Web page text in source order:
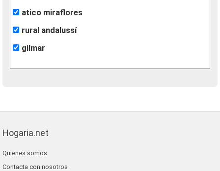
atico miraflores
rural andalussí
gilmar
Hogaria.net
Quienes somos
Contacta con nosotros